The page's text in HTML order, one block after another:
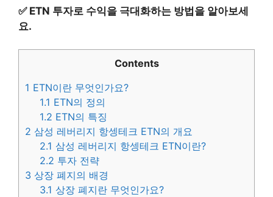
✅ ETN 투자로 수익을 극대화하는 방법을 알아보세
요.
Contents
1 ETN이란 무엇인가요?
1.1 ETN의 정의
1.2 ETN의 특징
2 삼성 레버리지 항셍테크 ETN의 개요
2.1 삼성 레버리지 항셍테크 ETN이란?
2.2 투자 전략
3 상장 폐지의 배경
3.1 상장 폐지란 무엇인가요?